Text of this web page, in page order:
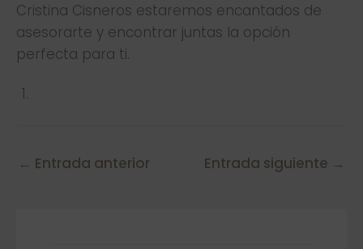
Cristina Cisneros estaremos encantados de
asesorarte y encontrar juntas la opción
perfecta para ti.
← Entrada anterior Entrada siguiente →